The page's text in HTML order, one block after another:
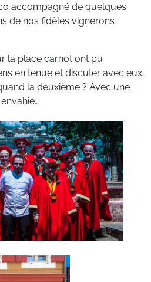
accompagné de quelques
de nos fidèles vignerons
la place carnot ont pu
en tenue et discuter avec eux.
la deuxième ? Avec une